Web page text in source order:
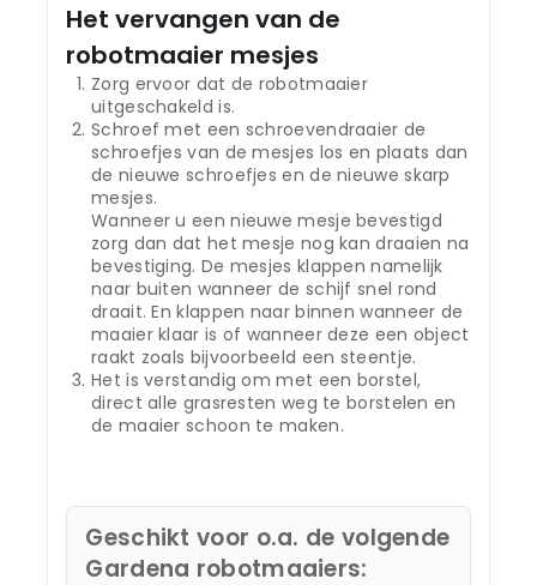
Het vervangen van de
robotmaaier mesjes
Zorg ervoor dat de robotmaaier
uitgeschakeld is.
Schroef met een schroevendraaier de
schroefjes van de mesjes los en plaats dan
de nieuwe schroefjes en de nieuwe skarp
mesjes.
Wanneer u een nieuwe mesje bevestigd
zorg dan dat het mesje nog kan draaien na
bevestiging. De mesjes klappen namelijk
naar buiten wanneer de schijf snel rond
draait. En klappen naar binnen wanneer de
maaier klaar is of wanneer deze een object
raakt zoals bijvoorbeeld een steentje.
Het is verstandig om met een borstel,
direct alle grasresten weg te borstelen en
de maaier schoon te maken.
Geschikt voor o.a. de volgende
Gardena robotmaaiers: